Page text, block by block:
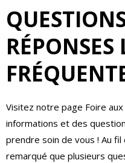
RÉPONSES
Visitez notre page Foire
informations et des
prendre soin de vous ! Au
remarqué que plusieurs